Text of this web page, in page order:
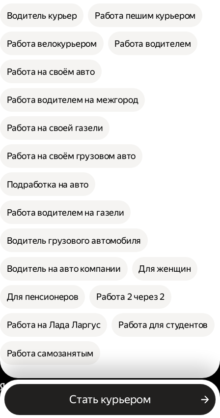
Водитель курьер Работа пешим курьером
Работа велокурьером Работа водителем
Работа на своём авто
Работа водителем на межгород
Работа на своей газели
Работа на своём грузовом авто
Подработка на авто
Работа водителем на газели
Водитель грузового автомобиля
Водитель на авто компании Для женщин
Для пенсионеров Работа 2 через 2
Работа на Лада Ларгус Работа для студентов
Работа самозанятым
Стать курьером
Россия
Бизнесу